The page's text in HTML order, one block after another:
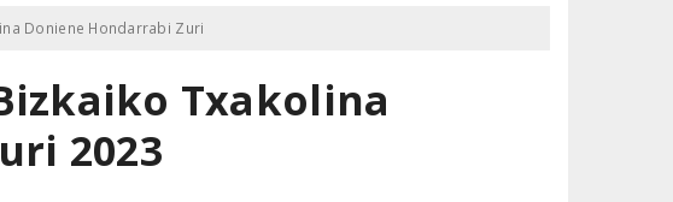
Doniene Hondarrabi Zuri
Txakolina
2023